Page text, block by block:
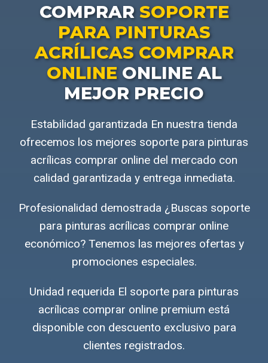
COMPRAR SOPORTE
PARA PINTURAS
ACRÍLICAS COMPRAR
ONLINEONLINE AL
MEJOR PRECIO
Estabilidad garantizada En nuestra tienda
ofrecemos los mejores soporte para pinturas
acrílicas comprar online del mercado con
calidad garantizada y entrega inmediata.
Profesionalidad demostrada ¿Buscas soporte
para pinturas acrílicas comprar online
económico? Tenemos las mejores ofertas y
promociones especiales.
Unidad requerida El soporte para pinturas
acrílicas comprar online premium está
disponible con descuento exclusivo para
clientes registrados.